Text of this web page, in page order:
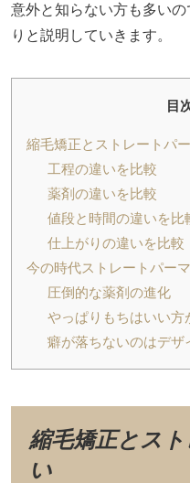
意外と知らない方も多い
りと説明していきます。
目
縮毛矯正とストレートパ
工程の違いを比較
薬剤の違いを比較
値段と時間の違いを比
仕上がりの違いを比較
今の時代ストレートパー
圧倒的な薬剤の進化
やっぱりもちはいい方
癖が落ちないのはデザ
縮毛矯正とス
い